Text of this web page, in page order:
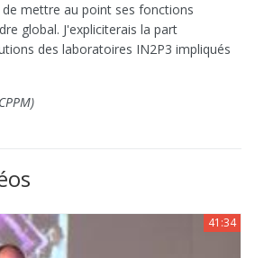
mettre au point ses fonctions
global. J'expliciterais la part
des laboratoires IN2P3 impliqués
41:34